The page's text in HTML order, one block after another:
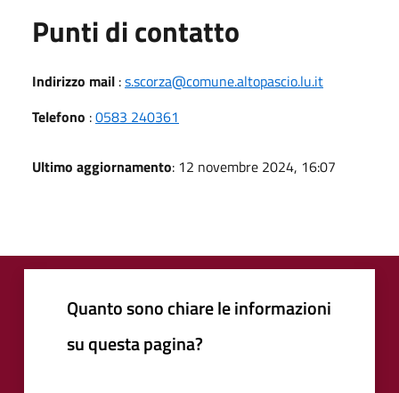
Punti di contatto
Indirizzo mail :s.scorza@comune.altopascio.lu.it
Telefono :0583 240361
Ultimo aggiornamento: 12 novembre 2024, 16:07
Quanto sono chiare le informazioni
su questa pagina?